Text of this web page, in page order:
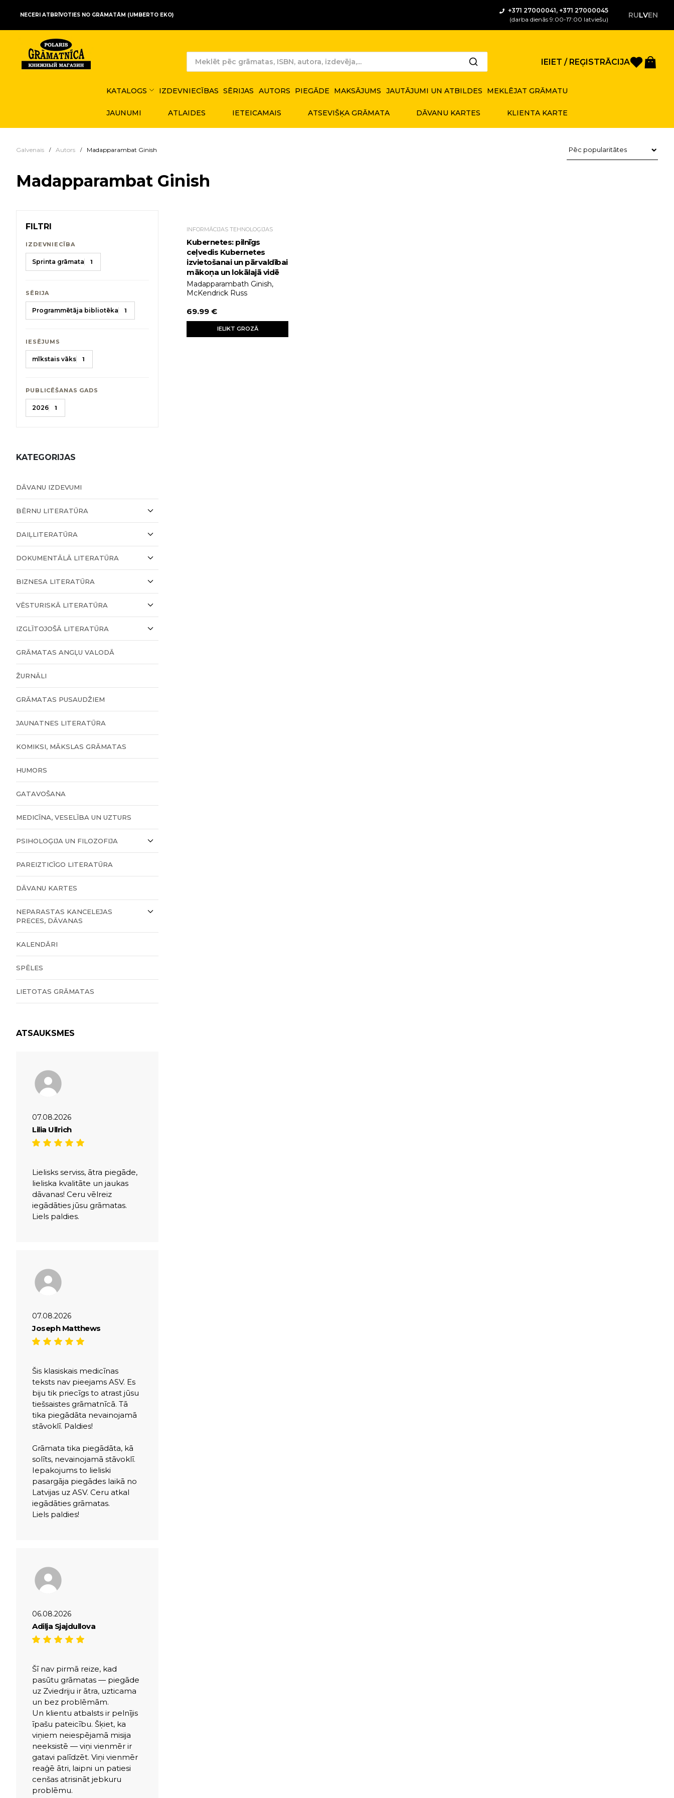
NECERI ATBRĪVOTIES NO GRĀMATĀM (UMBERTO EKO)
+371 27000041, +371 27000045
(darba dienās 9:00-17:00 latviešu)
RULVEN
IEIET / REĢISTRĀCIJA
KATALOGS IZDEVNIECĪBAS SĒRIJAS AUTORS PIEGĀDE MAKSĀJUMS JAUTĀJUMI UN ATBILDES MEKLĒJAT GRĀMATU
JAUNUMI ATLAIDES IETEICAMAIS ATSEVIŠĶA GRĀMATA DĀVANU KARTES KLIENTA KARTE
Galvenais Autors Madapparambat Ginish
Madapparambat Ginish
FILTRI
IZDEVNIECĪBA
Sprinta grāmata 1
SĒRIJA
Programmētāja bibliotēka 1
IESĒJUMS
mīkstais vāks 1
PUBLICĒŠANAS GADS
2026 1
KATEGORIJAS
DĀVANU IZDEVUMI
BĒRNU LITERATŪRA
DAIĻLITERATŪRA
DOKUMENTĀLĀ LITERATŪRA
BIZNESA LITERATŪRA
VĒSTURISKĀ LITERATŪRA
IZGLĪTOJOŠĀ LITERATŪRA
GRĀMATAS ANGĻU VALODĀ
ŽURNĀLI
GRĀMATAS PUSAUDŽIEM
JAUNATNES LITERATŪRA
KOMIKSI, MĀKSLAS GRĀMATAS
HUMORS
GATAVOŠANA
MEDICĪNA, VESELĪBA UN UZTURS
PSIHOLOĢIJA UN FILOZOFIJA
PAREIZTICĪGO LITERATŪRA
DĀVANU KARTES
NEPARASTAS KANCELEJAS
PRECES, DĀVANAS
KALENDĀRI
SPĒLES
LIETOTAS GRĀMATAS
ATSAUKSMES
07.08.2026
Lilia Ullrich
Lielisks serviss, ātra piegāde,
lieliska kvalitāte un jaukas
dāvanas! Ceru vēlreiz
iegādāties jūsu grāmatas.
Liels paldies.
07.08.2026
Joseph Matthews
Šis klasiskais medicīnas
teksts nav pieejams ASV. Es
biju tik priecīgs to atrast jūsu
tiešsaistes grāmatnīcā. Tā
tika piegādāta nevainojamā
stāvoklī. Paldies!
Grāmata tika piegādāta, kā
solīts, nevainojamā stāvoklī.
Iepakojums to lieliski
pasargāja piegādes laikā no
Latvijas uz ASV. Ceru atkal
iegādāties grāmatas.
Liels paldies!
06.08.2026
Adilja Sjajdullova
Šī nav pirmā reize, kad
pasūtu grāmatas — piegāde
uz Zviedriju ir ātra, uzticama
un bez problēmām.
Un klientu atbalsts ir pelnījis
īpašu pateicību. Šķiet, ka
viņiem neiespējamā misija
neeksistē — viņi vienmēr ir
gatavi palīdzēt. Viņi vienmēr
reaģē ātri, laipni un patiesi
cenšas atrisināt jebkuru
problēmu.
INFORMĀCIJAS TEHNOLOĢIJAS
Kubernetes: pilnīgs
ceļvedis Kubernetes
izvietošanai un pārvaldībai
mākoņa un lokālajā vidē
Madapparambath Ginish,
McKendrick Russ
69.99 €
IELIKT GROZĀ